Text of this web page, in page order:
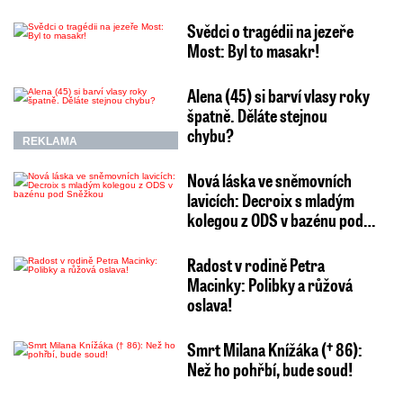
Svědci o tragédii na jezeře
Most: Byl to masakr!
REKLAMA
Alena (45) si barví vlasy roky
špatně. Děláte stejnou
chybu?
Nová láska ve sněmovních
lavicích: Decroix s mladým
kolegou z ODS v bazénu pod…
Radost v rodině Petra
Macinky: Polibky a růžová
oslava!
Smrt Milana Knížáka († 86):
Než ho pohřbí, bude soud!